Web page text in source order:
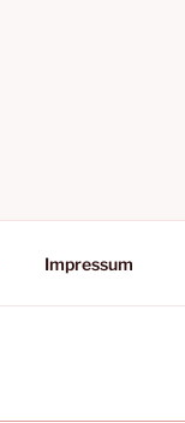
Impressum